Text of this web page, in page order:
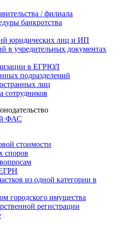
/ филиала
банкротства
юридических лиц и ИП
в учредительных документах
в ЕГРЮЛ
подразделений
лиц
сотрудников
ФАС
стоимости
споров
из одной категории в
городского имущества
регистрации